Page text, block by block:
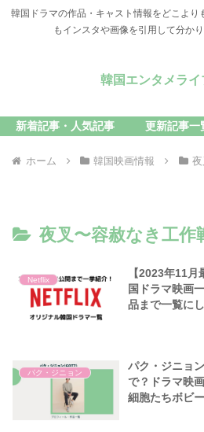
韓国ドラマの作品・キャスト情報をどこよ
もインスタや画像を引用して分か
韓国エンタメライ
新着記事・人気記事 更新記事一
ホーム 韓国映画情報
夜叉〜容赦なき工作
Netflix
【2023年11
国ドラマ映画
品まで一覧に
パク・ジニョン
パク・ジニョ
で？ドラマ映
細胞たちボビ